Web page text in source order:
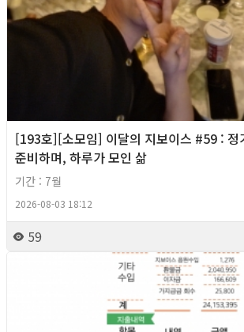
[193호][소모임] 이달의 지보이스 #59 : 정
준비하며, 하루가 모인 삶
기간 : 7월
2026-08-03 18:12
59